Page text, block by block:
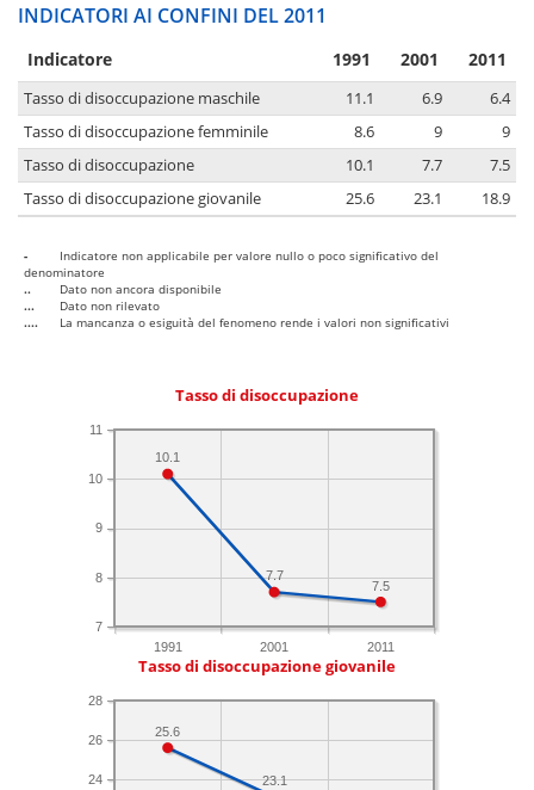
INDICATORI AI CONFINI DEL 2011
Indicatore 1991 2001 2011
Tasso di disoccupazione maschile 11.1 6.9
6.4
Tasso di disoccupazione femminile
8.6 9
9
Tasso di disoccupazione
10.1 7.7
7.5
Tasso di disoccupazione giovanile
25.6 23.1 18.9
-
Indicatore non applicabile per valore nullo o poco significativo del
denominatore
..
Dato non ancora disponibile
...
Dato non rilevato
....
La mancanza o esiguità del fenomeno rende i valori non significativi
Tasso di disoccupazione
1991 2001 2011
7
8
9
10
11
7.5
7.7
10.1
Tasso di disoccupazione giovanile
24
26
28
23.1
25.6